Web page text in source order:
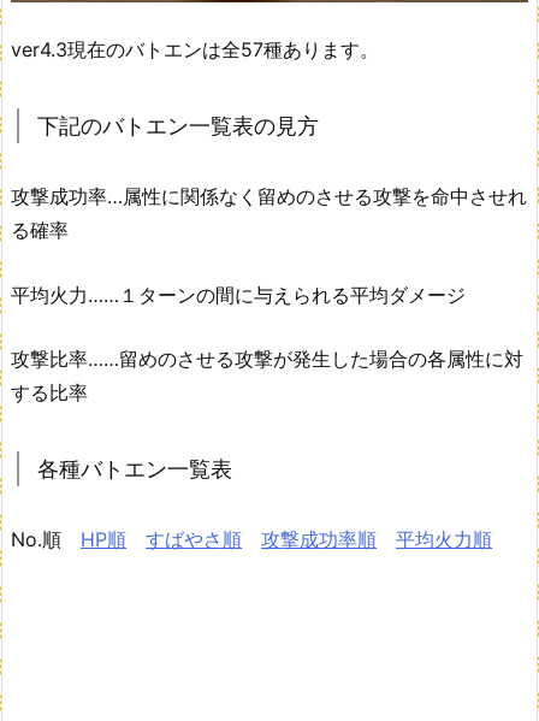
ver4.3現在のバトエンは全57種あります。
下記のバトエン一覧表の見方
攻撃成功率…属性に関係なく留めのさせる攻撃を命中させれ
る確率
平均火力……１ターンの間に与えられる平均ダメージ
攻撃比率……留めのさせる攻撃が発生した場合の各属性に対
する比率
各種バトエン一覧表
No.順 HP順 すばやさ順 攻撃成功率順 平均火力順